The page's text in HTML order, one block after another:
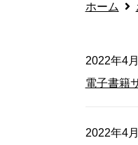
ホーム
2022年4
電子書籍
2022年4